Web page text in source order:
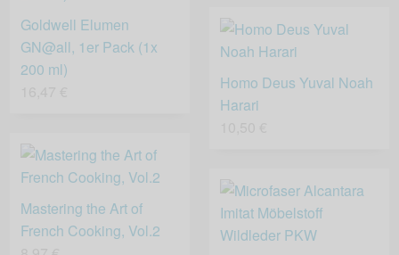
Goldwell Elumen
GN@all, 1er Pack (1x
200 ml)
Homo Deus Yuval Noah
Harari
Mastering the Art of
French Cooking, Vol.2